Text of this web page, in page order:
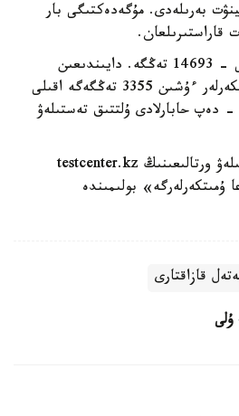
2 ساعات 10 مينۋت بەرىلەدى. مۇگەدەكتىگى بار
- تەستىلەۋگە قاتىسۋ قۇنى - 14693 تەڭگە. دايىندىعىن
جاقسارتقىسى كەلەتىن ۇمىتكەرلەر ءۇشىن 3355 تەڭگەگە اقىلى
دەپ حابارلادى ۇلتتىق تەستىلەۋ
تولىق اقپارات ۇلتتىق تەستىلەۋ ورتالىعىنىڭ testcenter.kz
ۇمىتكەرلەرگە» بولىمىندە
قازاقتارى
ۇلى